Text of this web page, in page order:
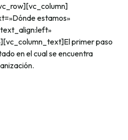
estamos»
primer paso
en el cual se encuentra